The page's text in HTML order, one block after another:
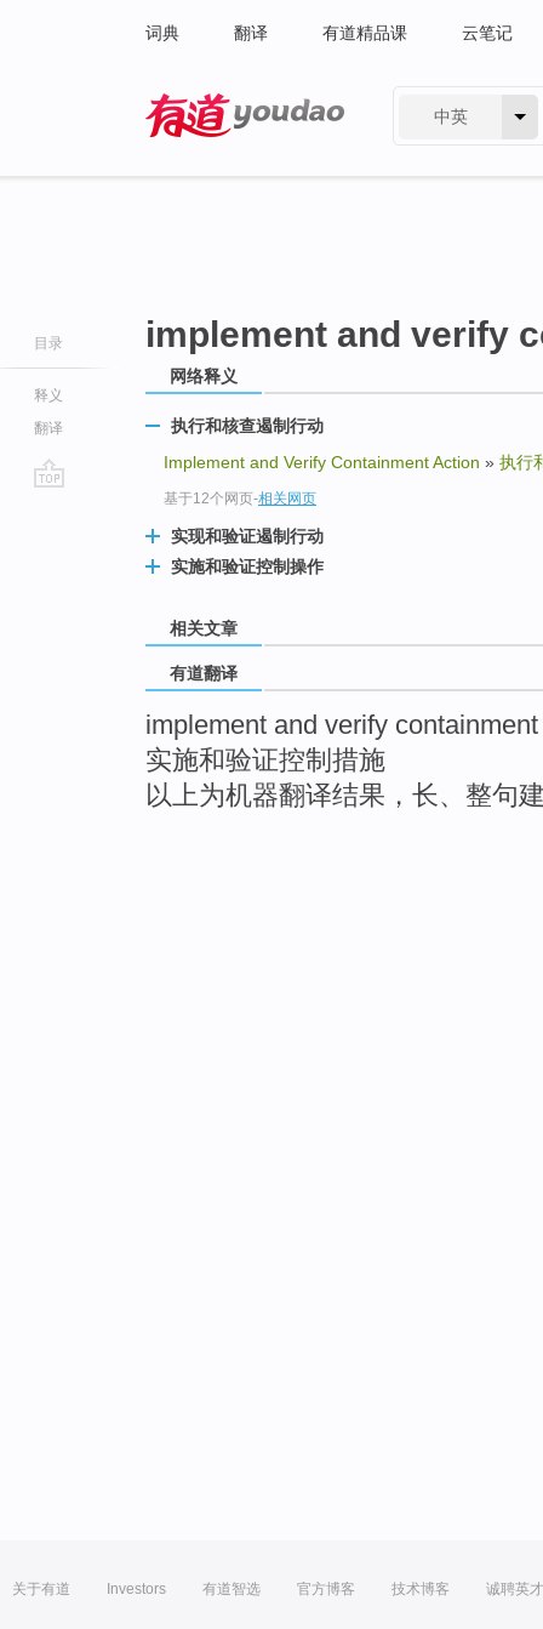
词典 翻译 有道精品课 云笔记
中英
目录
释义
翻译
implement and verify
网络释义
执行和核查遏制行动
Implement and Verify Containment Action » 执行
基于12个网页-相关网页
实现和验证遏制行动
实施和验证控制操作
相关文章
有道翻译
implement and verify
实施和验证控制措施
以上为机器翻译结果，长、整句
关于有道 Investors 有道智选 官方博客 技术博客 诚聘英才